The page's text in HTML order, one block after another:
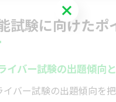
試験に向けたポ
イバー試験の出題傾向
バー試験の出題傾向を把
お問い合わせはこちら